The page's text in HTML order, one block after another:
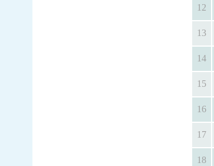
12
13
14
15
16
17
18